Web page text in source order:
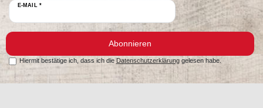
E-MAIL *
Abonnieren
Hiermit bestätige ich, dass ich die Datenschutzerklärunggelesen habe.